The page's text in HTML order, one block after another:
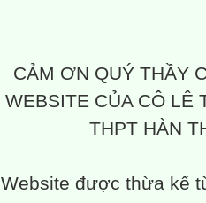
CẢM ƠN QUÝ THẦY
WEBSITE CỦA CÔ LÊ
THPT HÀN
Website được thừa kế